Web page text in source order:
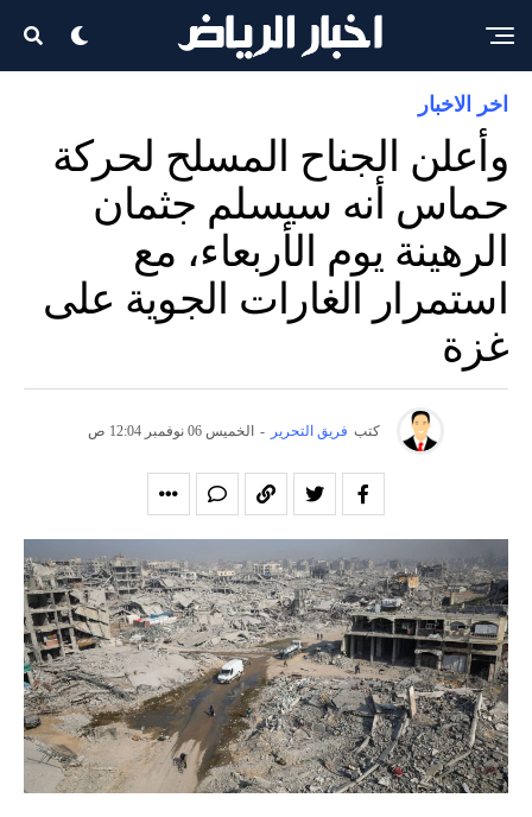
اخر الاخبار
وأعلن الجناح المسلح لحركة
حماس أنه سيسلم جثمان
الرهينة يوم الأربعاء، مع
استمرار الغارات الجوية على
غزة
كتب فريق التحرير - الخميس 06 نوفمبر 12:04 ص